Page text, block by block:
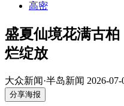
高密
盛夏仙境花满古
烂绽放
大众新闻·半岛新闻 2026-
分享海报